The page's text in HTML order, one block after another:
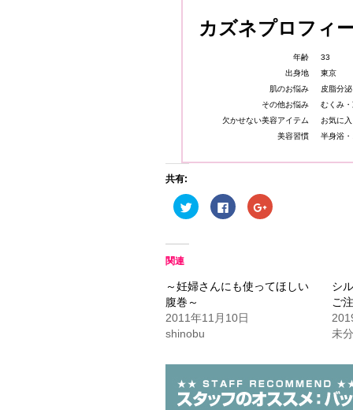
カズネプロフィ
年齢
33
出身地
東京
肌のお悩み
皮脂分
その他お悩み
むくみ
欠かせない美容アイテム
お気に
美容習慣
半身浴
共有:
ク
リ
共
有
し
い
ウ
ィ
ウ
開
き
ま
Facebook
で
ク
リ
し
い
し
い
ウ
ク
リ
共
有
ウ
開
き
ま
関連
～妊婦さんにも使ってほしい
腹巻～
2011年11月10日
shinobu
シ
ご
未